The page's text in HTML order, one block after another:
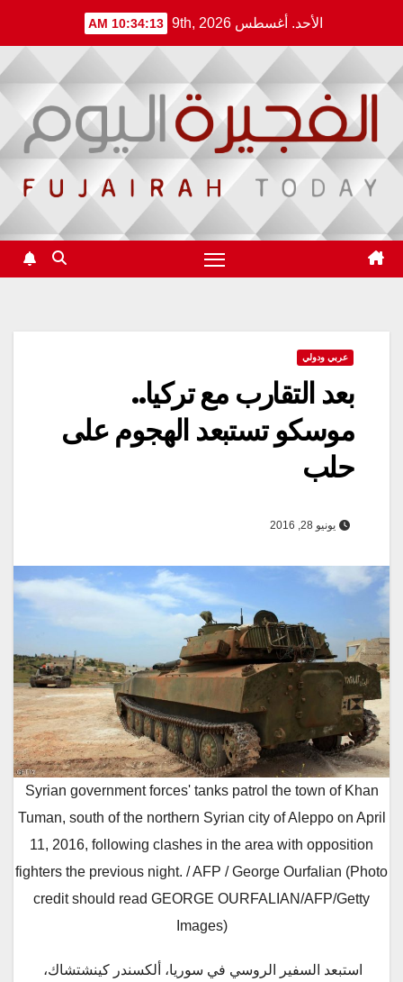
content
الأحد. أغسطس 9th, 2026 10:34:13 AM
عربي ودولي
بعد التقارب مع تركيا..
موسكو تستبعد الهجوم على
حلب
يونيو 28, 2016
Syrian government forces' tanks patrol the town of Khan
Tuman, south of the northern Syrian city of Aleppo on April
11, 2016, following clashes in the area with opposition
fighters the previous night. / AFP / George Ourfalian (Photo
credit should read GEORGE OURFALIAN/AFP/Getty
Images)
استبعد السفير الروسي في سوريا، ألكسندر كينشتشاك،